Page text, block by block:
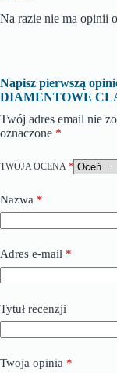
Na razie nie ma opinii
Napisz pierwszą
DIAMENTOWE
Twój adres email nie
oznaczone *
TWOJA OCENA *
Nazwa *
Adres e-mail *
Tytuł recenzji
Twoja opinia *